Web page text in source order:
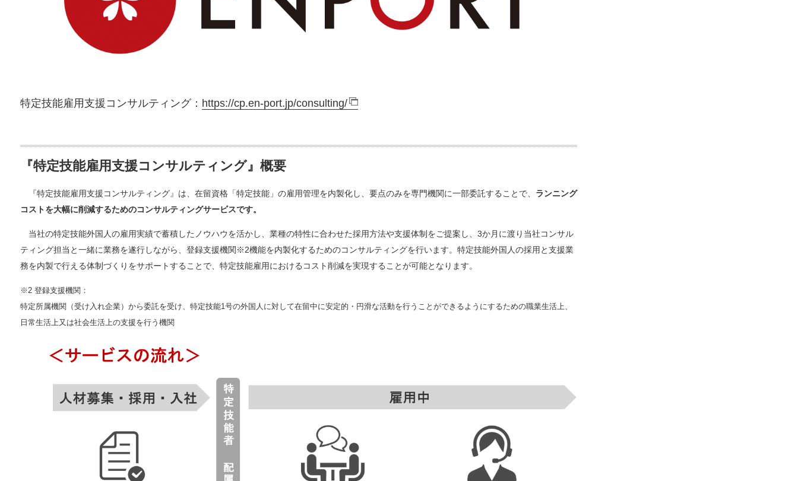
特定技能雇用支援コンサルティング： https://cp.en-port.jp/consulting/
『特定技能雇用支援コンサルティング』概要
『特定技能雇用支援コンサルティング』は、在留資格「特定技能」の雇用管理を内製化し、要点のみを専門機関に一部委託することで、 ランニング
コストを大幅に削減するためのコンサルティングサービスです。
当社の特定技能外国人の雇用実績で蓄積したノウハウを活かし、業種の特性に合わせた採用方法や支援体制をご提案し、3か月に渡り当社コンサル
ティング担当と一緒に業務を遂行しながら、登録支援機関※2機能を内製化するためのコンサルティングを行います。特定技能外国人の採用と支援業
務を内製で行える体制づくりをサポートすることで、特定技能雇用におけるコスト削減を実現することが可能となります。
※2 登録支援機関：
特定所属機関（受け入れ企業）から委託を受け、特定技能1号の外国人に対して在留中に安定的・円滑な活動を行うことができるようにするための職業生活上、
日常生活上又は社会生活上の支援を行う機関